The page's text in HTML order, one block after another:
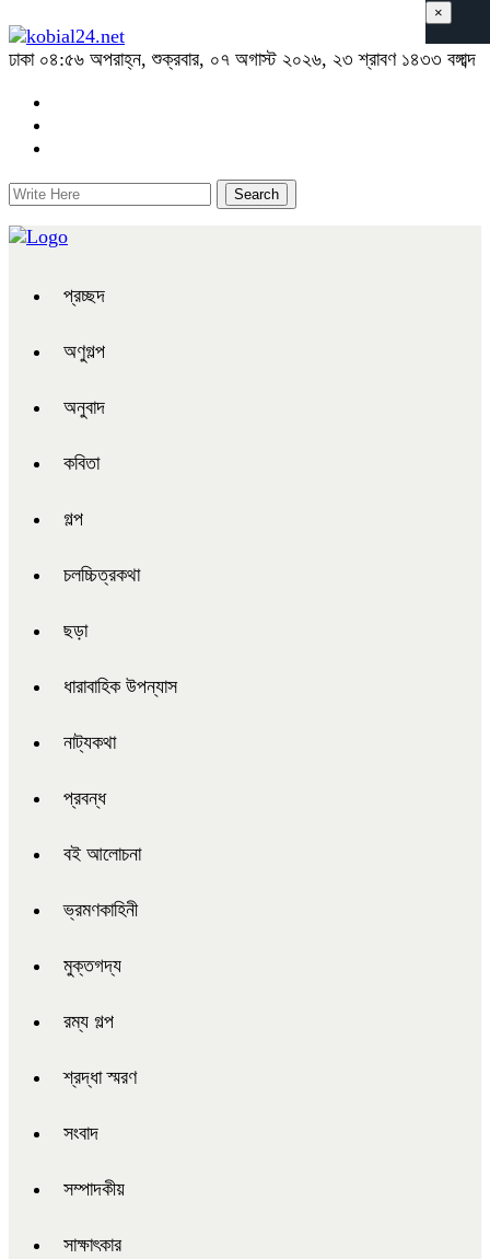
ঢাকা ০৪:৫৬ অপরাহ্ন, শুক্রবার, ০৭ অগাস্ট ২০২৬, ২৩ শ্রাবণ ১৪৩৩ বঙ্গাব্দ
প্রচ্ছদ
অণুগল্প
অনুবাদ
কবিতা
গল্প
চলচ্চিত্রকথা
ছড়া
ধারাবাহিক উপন্যাস
নাট্যকথা
প্রবন্ধ
বই আলোচনা
ভ্রমণকাহিনী
মুক্তগদ্য
রম্য গল্প
শ্রদ্ধা স্মরণ
সংবাদ
সম্পাদকীয়
সাক্ষাৎকার
×